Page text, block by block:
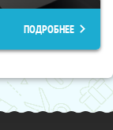
ПОДРОБНЕЕ